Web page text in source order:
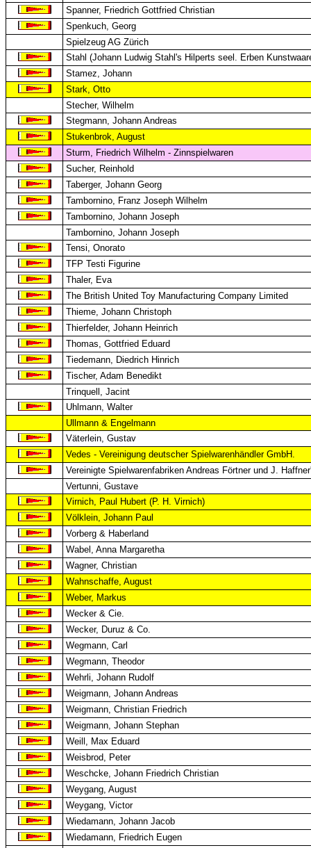
Spanner, Friedrich Gottfried Christian
Spenkuch, Georg
Spielzeug AG Zürich
Stahl (Johann Ludwig Stahl's Hilperts seel. Erben
Stamez, Johann
Stark, Otto
Stecher, Wilhelm
Stegmann, Johann Andreas
Stukenbrok, August
Sturm, Friedrich Wilhelm - Zinnspielwaren
Sucher, Reinhold
Taberger, Johann Georg
Tambornino, Franz Joseph Wilhelm
Tambornino, Johann Joseph
Tambornino, Johann Joseph
Tensi, Onorato
TFP Testi Figurine
Thaler, Eva
The British United Toy Manufacturing Company Limited
Thieme, Johann Christoph
Thierfelder, Johann Heinrich
Thomas, Gottfried Eduard
Tiedemann, Diedrich Hinrich
Tischer, Adam Benedikt
Trinquell, Jacint
Uhlmann, Walter
Ullmann & Engelmann
Väterlein, Gustav
Vedes - Vereinigung deutscher Spielwarenhändler GmbH.
Vereinigte Spielwarenfabriken Andreas Förtner und J.
Vertunni, Gustave
Virnich, Paul Hubert (P. H. Virnich)
Völklein, Johann Paul
Vorberg & Haberland
Wabel, Anna Margaretha
Wagner, Christian
Wahnschaffe, August
Weber, Markus
Wecker & Cie.
Wecker, Duruz & Co.
Wegmann, Carl
Wegmann, Theodor
Wehrli, Johann Rudolf
Weigmann, Johann Andreas
Weigmann, Christian Friedrich
Weigmann, Johann Stephan
Weill, Max Eduard
Weisbrod, Peter
Weschcke, Johann Friedrich Christian
Weygang, August
Weygang, Victor
Wiedamann, Johann Jacob
Wiedamann, Friedrich Eugen